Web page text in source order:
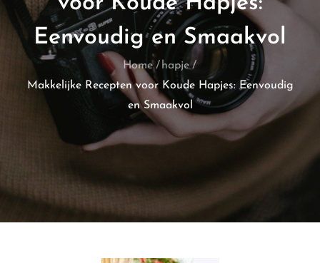
Eenvoudig en Smaakvol
Home
hapje
Makkelijke Recepten voor Koude Hapjes: Eenvoudig
en Smaakvol